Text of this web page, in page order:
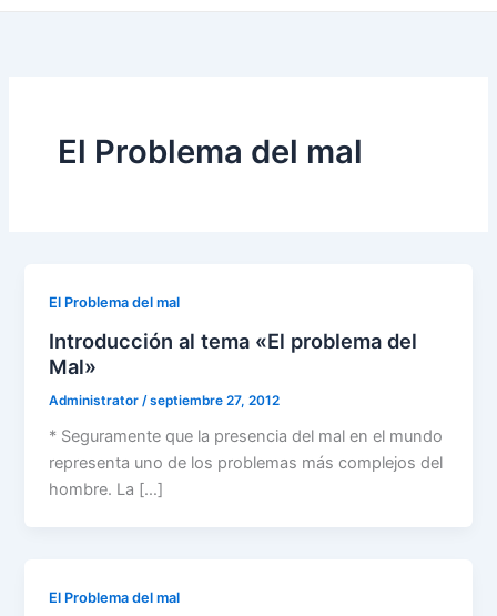
El Problema del mal
El Problema del mal
Introducción al tema «El problema del
Mal»
Administrator /septiembre 27, 2012
* Seguramente que la presencia del mal en el mundo
representa uno de los problemas más complejos del
hombre. La […]
El Problema del mal